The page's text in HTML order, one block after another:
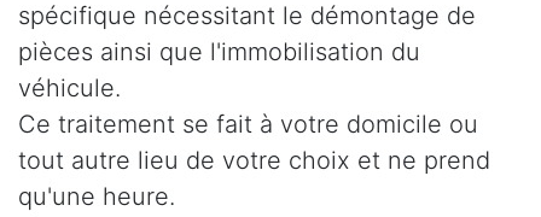
spécifique nécessitant le démontage de
pièces ainsi que l'immobilisation du
véhicule.
Ce traitement se fait à votre domicile ou
tout autre lieu de votre choix et ne prend
qu'une heure.